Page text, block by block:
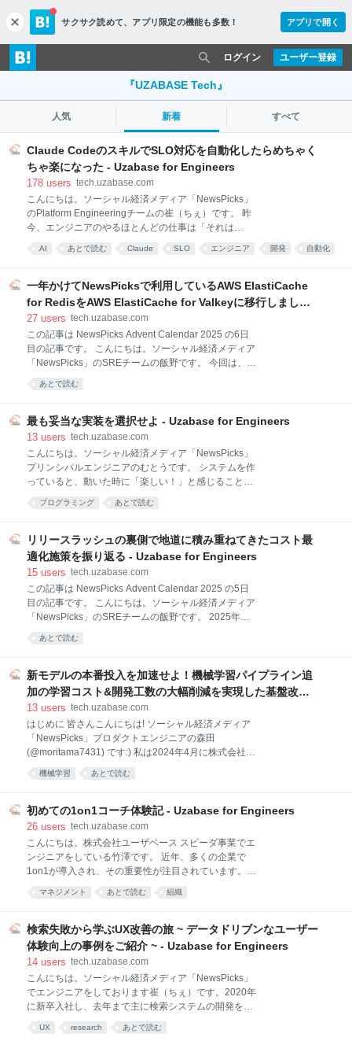
c
l
o
s
サクサク読めて、 アプリ限定の機能も多数！ アプリで開く
ユーザー登録
ログイン
『UZABASE Tech』
人気 新着 すべて
Claude CodeのスキルでSLO対応を自動化したらめちゃく
ちゃ楽になった - Uzabase for Engineers
178 users tech.uzabase.com
こんにちは。ソーシャル経済メディア「NewsPicks」
のPlatform Engineeringチームの崔（ちぇ）です。 昨
今、エンジニアのやるほとんどの仕事は「それは
Claudeに」というものばかりになった気がします。調
査に限らず実装やPR作成、なんならChrome拡張を使
Copilotレビューなんかも、かなりいいことに気づいて
くれるので日々頼りにしています。 障害調査はどうで
しょう？ AWS CloudWatch や New Relic といった
仮説を立てて、複数リポジトリのコードを追いかけ
て...。根本原因の特定から対応まで数人日かかる作業
もAIに任せられるのであれば、人間の時間は浮くのだ
と！泥臭い作業ですが、大きくみるとパターンがある
AI あとで読む Claude SLO エンジニア 開発 自動化
一年かけてNewsPicksで利用しているAWS ElastiCache
for RedisをAWS ElastiCache for Valkeyに移行しました -
Uzabase for Engineers
27 users tech.uzabase.com
この記事は NewsPicks Advent Calendar 2025 の6日
目の記事です。 こんにちは。ソーシャル経済メディア
「NewsPicks」のSREチームの飯野です。 今回は、リ
リースラッシュの裏側で地道に積み重ねてきたコスト
最適化施策を振り返る で触れた AWS ElastiCache for
いて話したいと思います。 コスト最適化施策として移
行を行う 移行計画を立てる SLOを守れそうなら日中に
オンライン更新を行う 移行準備 パラメータグループの
変更内容確認 動作確認 移行作業 まとめ コスト最適化
施策として移行を行う ValkeyはRedisのライセンス変
い互換性を保ちながらオープンソースライセンスを保
あとで読む
最も妥当な実装を選択せよ - Uzabase for Engineers
13 users tech.uzabase.com
こんにちは。ソーシャル経済メディア「NewsPicks」
プリンシパルエンジニアのむとうです。 システムを作
っていると、動いた時に「楽しい！」と感じることで
しょう。しかし、動かすことで満足してしまってとり
あえず動くだけの実装を行ったことが後で問題となっ
のコードやガチャを回して終わりではなく深く理解し
た上での妥当な実装を選択することが必要です。
JavaScriptで配列の比較を行うという小さな例を題材
ょう。 一つ一つの決断の質を高めることが、あなたの
エンジニアとしての評価、ひいてはあなたが関わるプ
ロダクトの強さを作るのです。 JavaScriptで配列の比
較を行う JavaScriptには配列同士の値の比較をする関
プログラミング あとで読む
リリースラッシュの裏側で地道に積み重ねてきたコスト最
適化施策を振り返る - Uzabase for Engineers
15 users tech.uzabase.com
この記事は NewsPicks Advent Calendar 2025 の5日
目の記事です。 こんにちは。ソーシャル経済メディア
「NewsPicks」のSREチームの飯野です。 2025年は
NewsPicksの使い方が変わるような機能が立て続けに
リリースされた一年でした。 3月：BookPicks
イムライン NewsPicks カイゼン報告 2025.5.27 6月：
番組フォロー、記者フォロー NewsPicks カイゼン報告
2025.6.24 7月：「業界ウォッチ」タブ、オリジナル記
10月：プレミアム会員向けにNewsPicks Learning動画
を公開 NewsPicks カイゼン報告 2025.10.28 これだけ
のリリースをしていると
あとで読む
新モデルの本番投入を加速せよ！機械学習パイプライン追
加の学習コスト&開発工数の大幅削減を実現した基盤改善 -
Uzabase for Engineers
13 users tech.uzabase.com
はじめに 皆さんこんにちは! ソーシャル経済メディア
「NewsPicks」プロダクトエンジニアの森田
(@moritama7431) です:) 私は2024年4月に株式会社ユ
ーザベースに新卒入社し、現在は主にNewsPicksにお
ける推薦機能の開発改善に携わっています。 本記事で
加速させるために、機械学習パイプラインの新規追加
の学習コストと開発工数を大幅削減させることができ
た基盤改善の取り組みについて共有します。 実は昨年
秋に取り組んでいた内容なので、もうすぐ1年経って
しまいます。しかし将来の自分自身やチームメンバー
きだと、遅ればせながら一念発起し執筆してみまし
下、MLパイプライン）」を「機械学習システムにおけ
る特徴量作成/学習/推論のいず
機械学習 あとで読む
初めての1on1コーチ体験記 - Uzabase for Engineers
26 users tech.uzabase.com
こんにちは。株式会社ユーザベース スピーダ事業でエ
ンジニアをしている竹澤です。 近年、多くの企業で
1on1が導入され、その重要性が注目されています。ス
ピーダ事業では、年次やタイトルに関係なく、コーチ
もクライアントも行います。 今回は、私が初めて
どのようにコーチングスキルを身につけていったかを
振り返ってみたいと思います。コーチング初心者の方
や、これから1on1のコーチに挑戦してみたい方の参考
コーチングを始めたきっかけは、以前同じチームだっ
たメンバーからのフィードバックでした。毎回の360°
フィードバックで「1on1のコーチをやってみたらどう
ですか？」と書いてくださり、始めてみようと思いま
マネジメント あとで読む 組織
検索失敗から学ぶUX改善の旅 ~ データドリブンなユーザー
体験向上の事例をご紹介 ~ - Uzabase for Engineers
14 users tech.uzabase.com
こんにちは。ソーシャル経済メディア「NewsPicks」
でエンジニアをしております崔（ちぇ）です。2020年
に新卒入社し、去年まで主に検索システムの開発を担
っておりました。今年からはより幅広い基盤改善にチ
ャレンジしております。 今回は、今までNewsPicksの
UX research あとで読む